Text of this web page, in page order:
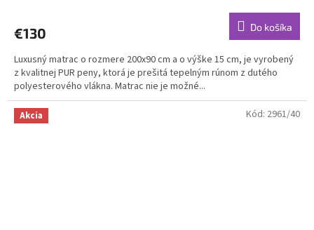
€130 Do košíka
Luxusný matrac o rozmere 200x90 cm a o výške 15 cm, je vyrobený
z kvalitnej PUR peny, ktorá je prešitá tepelným rúnom z dutého
polyesterového vlákna. Matrac nie je možné...
Akcia Kód: 2961/40